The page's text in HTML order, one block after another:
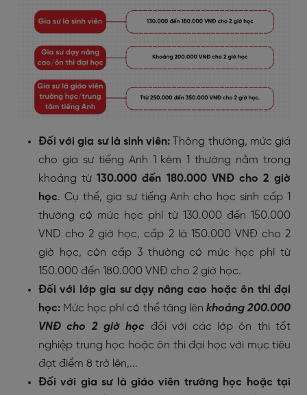
Đối với gia sư là sinh viên: Thông thường, mức giá
cho gia sư tiếng Anh 1 kèm 1 thường nằm trong
khoảng từ130.000 đến 180.000 VNĐ cho 2 giờ
học. Cụ thể, gia sư tiếng Anh cho học sinh cấp 1
thường có mức học phí từ 130.000 đến 150.000
VND cho 2 giờ học, cấp 2 là 150.000 VNĐ cho 2
giờ học, còn cấp 3 thường có mức học phí từ
150.000 đến 180.000 VNĐ cho 2 giờ học.
Đối với lớp gia sư dạy nâng cao hoặc ôn thi đại
học: Mức học phí có thể tăng lên khoảng 200.000
VNĐ cho 2 giờ học đối với các lớp ôn thi tốt
nghiệp trung học hoặc ôn thi đại học với mục tiêu
đạt điểm 8 trở lên,...
Đối với gia sư là giáo viên trường học hoặc tại